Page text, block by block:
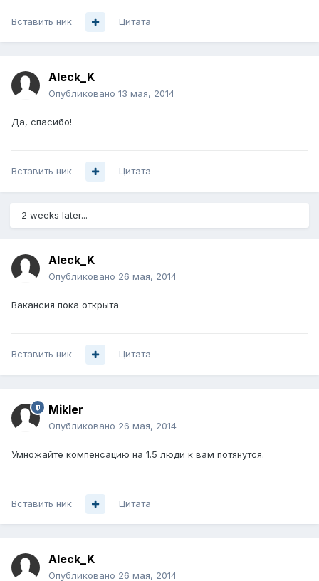
Вставить ник Цитата
Aleck_K
Опубликовано 13 мая, 2014
Да, спасибо!
Вставить ник Цитата
2 weeks later...
Aleck_K
Опубликовано 26 мая, 2014
Вакансия пока открыта
Вставить ник Цитата
Mikler
Опубликовано 26 мая, 2014
Умножайте компенсацию на 1.5 люди к вам потянутся.
Вставить ник Цитата
Aleck_K
Опубликовано 26 мая, 2014